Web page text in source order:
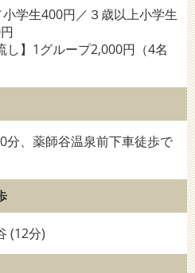
小学生400円／３歳以上小学生
し】1グループ2,000円（4名
分、薬師谷温泉前下車徒歩で
(12分)